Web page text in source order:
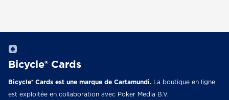
Bicycle® Cards
Bicycle® Cards est une marque de Cartamundi.
La boutique en ligne
est exploitée en collaboration avec Poker Media B.V.